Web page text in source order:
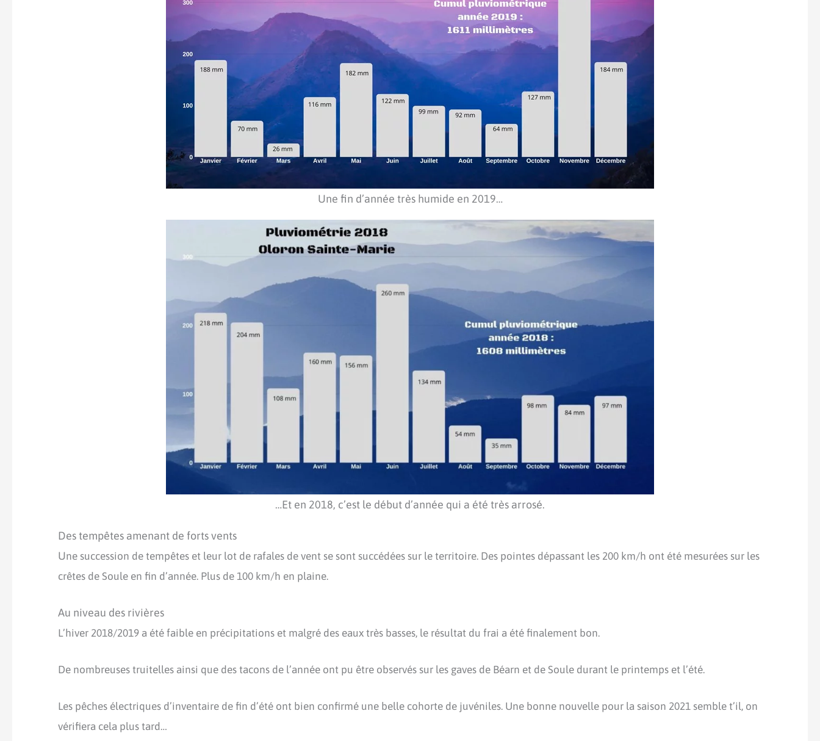
Une fin d’année très humide en 2019…
…Et en 2018, c’est le début d’année qui a été très arrosé.
Des tempêtes amenant de forts vents
Une succession de tempêtes et leur lot de rafales de vent se sont succédées sur le territoire. Des pointes dépassant les 200 km/h ont été mesurées sur les
crêtes de Soule en fin d’année. Plus de 100 km/h en plaine.
Au niveau des rivières
L’hiver 2018/2019 a été faible en précipitations et malgré des eaux très basses, le résultat du frai a été finalement bon.
De nombreuses truitelles ainsi que des tacons de l’année ont pu être observés sur les gaves de Béarn et de Soule durant le printemps et l’été.
Les pêches électriques d’inventaire de fin d’été ont bien confirmé une belle cohorte de juvéniles. Une bonne nouvelle pour la saison 2021 semble t’il, on
vérifiera cela plus tard…